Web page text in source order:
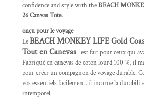
confidence and style with theBEACH
26 Canvas Tote.
onçu pour le voyage
LeBEACH MONKEY LIFE Gold
Tout en Canevas. est fait pour ceux qui
Fabriqué en canevas de coton lourd 100 %, il
pour créer un compagnon de voyage durable.
vos essentiels facilement, il incarne la
intemporel.